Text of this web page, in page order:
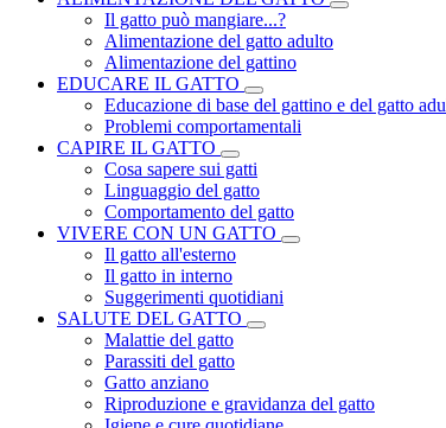
Il gatto può mangiare...?
Alimentazione del gatto adulto
Alimentazione del gattino
EDUCARE IL GATTO
Educazione di base del gattino e del gatto
Problemi comportamentali
CAPIRE IL GATTO
Cosa sapere sui gatti
Linguaggio del gatto
Comportamento del gatto
VIVERE CON UN GATTO
Il gatto all'esterno
Il gatto in interno
Suggerimenti quotidiani
SALUTE DEL GATTO
Malattie del gatto
Parassiti del gatto
Gatto anziano
Riproduzione e gravidanza del gatto